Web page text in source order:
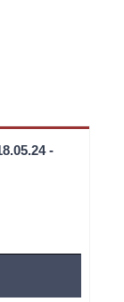
-